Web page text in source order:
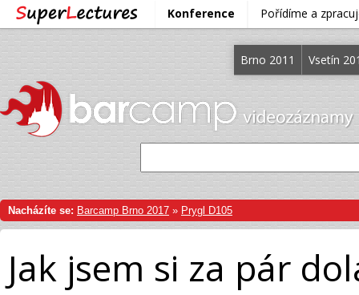
Konference Pořídíme a
Brno 2011 Vsetín
Nacházíte se: Barcamp Brno 2017 » Prygl D105
Jak jsem si za pár